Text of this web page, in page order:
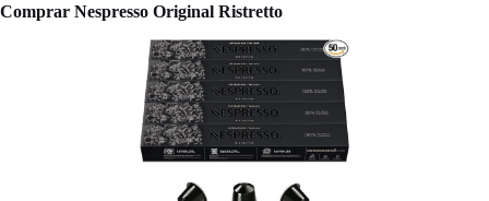
Comprar Nespresso Original Ristretto